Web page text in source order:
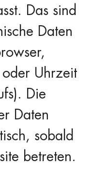
Das sind
Daten
oder Uhrzeit
Die
Daten
sobald
betreten.